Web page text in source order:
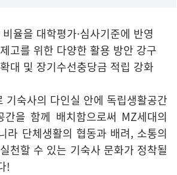
율을 대학평가·심사기준에 반영
고를 위한 다양한 활용 방안 강구
대 및 장기수선충당금 적립 강화
기숙사의 다인실 안에 독립생활공간
을 함께 배치함으로써 MZ세대의
라 단체생활의 협동과 배려, 소통의
천할 수 있는 기숙사 문화가 정착될
!